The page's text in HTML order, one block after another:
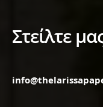
Στείλτε